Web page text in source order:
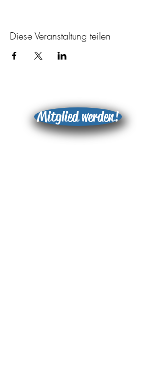
Diese Veranstaltung teilen
Mitglied werden!